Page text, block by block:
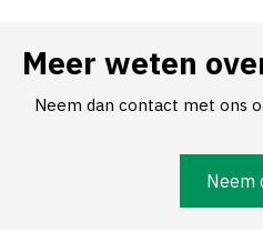
Meer weten
Neem dan contact met ons
Neem